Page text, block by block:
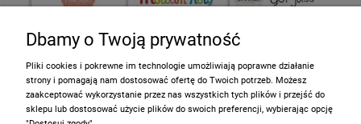
Informacje
Dbamy o Twoją prywatność
Pliki cookies i pokrewne im technologie umożliwiają poprawne działanie
strony i pomagają nam dostosować ofertę do Twoich potrzeb. Możesz
zaakceptować wykorzystanie przez nas wszystkich tych plików i przejść do
sklepu lub dostosować użycie plików do swoich preferencji, wybierając opcję